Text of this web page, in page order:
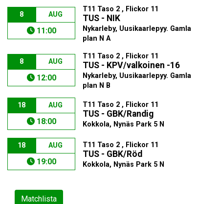
8 AUG
11:00
T11 Taso 2 , Flickor 11
TUS - NIK
Nykarleby, Uusikaarlepyy. Gamla
plan N A
8 AUG
12:00
T11 Taso 2 , Flickor 11
TUS - KPV/valkoinen -16
Nykarleby, Uusikaarlepyy. Gamla
plan N B
18 AUG
18:00
T11 Taso 2 , Flickor 11
TUS - GBK/Randig
Kokkola, Nynäs Park 5 N
18 AUG
19:00
T11 Taso 2 , Flickor 11
TUS - GBK/Röd
Kokkola, Nynäs Park 5 N
Matchlista